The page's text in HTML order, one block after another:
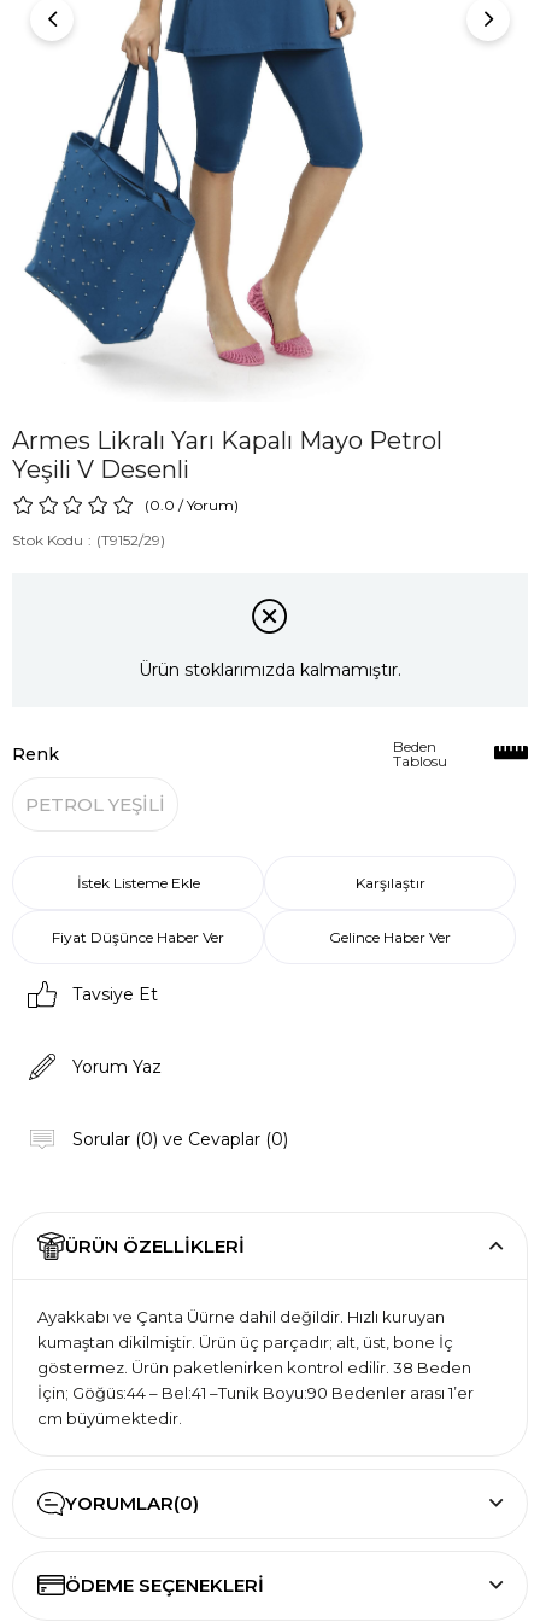
Armes Likralı Yarı Kapalı Mayo Petrol
Yeşili V Desenli
0.0 /Yorum)
Stok Kodu
(T9152/29)
Ürün stoklarımızda kalmamıştır.
Renk
PETROL YEŞİLİ
Beden
Tablosu
İstek Listeme Ekle Karşılaştır
Fiyat Düşünce Haber Ver Gelince Haber Ver
Tavsiye Et
Yorum Yaz
Sorular (0) ve Cevaplar (0)
ÜRÜN ÖZELLIKLERI
Ayakkabı ve Çanta Üürne dahil değildir. Hızlı kuruyan
kumaştan dikilmiştir. Ürün üç parçadır; alt, üst, bone İç
göstermez. Ürün paketlenirken kontrol edilir. 38 Beden
İçin; Göğüs:44 – Bel:41 –Tunik Boyu:90 Bedenler arası 1’er
cm büyümektedir.
YORUMLAR(0)
ÖDEME SEÇENEKLERI